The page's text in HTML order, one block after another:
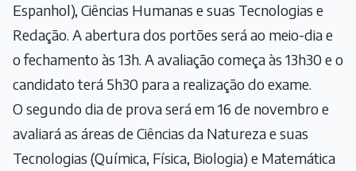
Espanhol), Ciências Humanas e suas Tecnologias e
Redação. A abertura dos portões será ao meio-dia e
o fechamento às 13h. A avaliação começa às 13h30 e o
candidato terá 5h30 para a realização do exame.
O segundo dia de prova será em 16 de novembro e
avaliará as áreas de Ciências da Natureza e suas
Tecnologias (Química, Física, Biologia) e Matemática